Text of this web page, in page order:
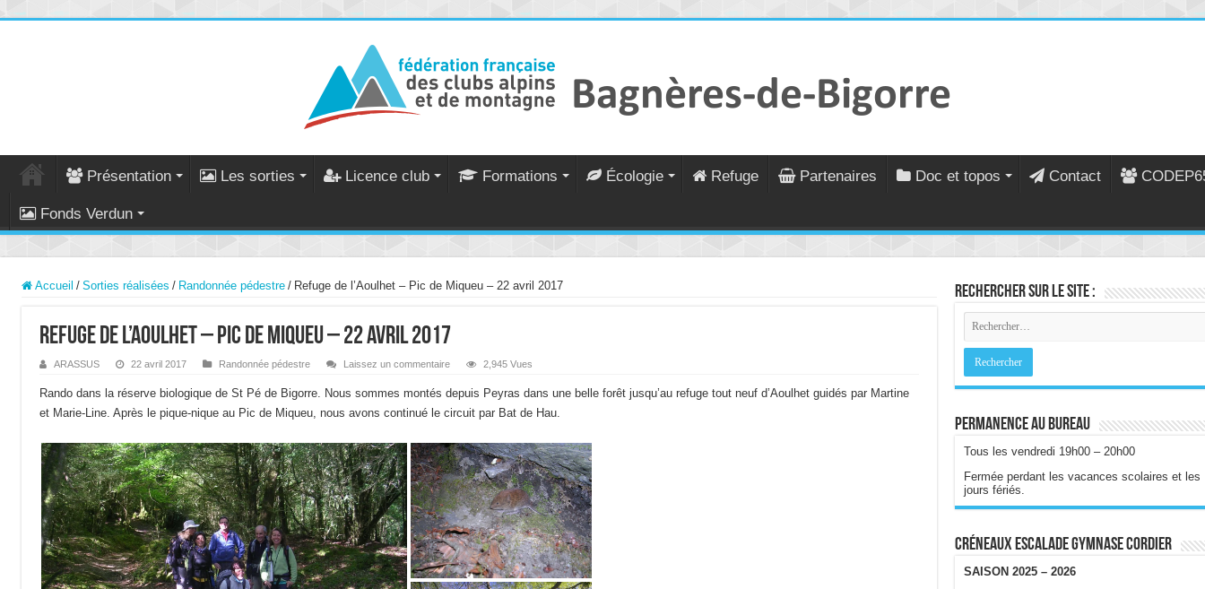
Présentation Les sorties Licence club Formations Écologie Refuge Partenaires Doc et topos Contact
Fonds Verdun
Accueil / Sorties réalisées / Randonnée pédestre / Refuge de l’Aoulhet – Pic de Miqueu – 22 avril 2017
Refuge de l’Aoulhet – Pic de Miqueu – 22 avril 2017
ARASSUS 22 avril 2017 Randonnée pédestre Laissez un commentaire 2,945 Vues
Rando dans la réserve biologique de St Pé de Bigorre. Nous sommes montés depuis Peyras dans une belle forêt jusqu’au refuge tout neuf d’Aoulhet guidés par Martine
et Marie-Line. Après le pique-nique au Pic de Miqueu, nous avons continué le circuit par Bat de Hau.
Rechercher sur le site :
Permanence au bureau
Tous les vendredi 19h00 – 20h00
Fermée perdant les vacances scolaires et les
jours fériés.
Créneaux escalade gymnase Cordier
SAISON 2025 – 2026